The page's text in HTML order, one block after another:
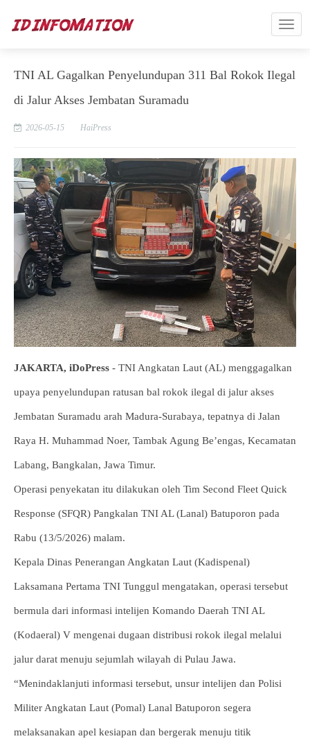
TNI AL Gagalkan Penyelundupan 311 Bal Rokok Ilegal
di Jalur Akses Jembatan Suramadu
2026-05-15 HaiPress
JAKARTA, iDoPress - TNI Angkatan Laut (AL) menggagalkan
upaya penyelundupan ratusan bal rokok ilegal di jalur akses
Jembatan Suramadu arah Madura-Surabaya, tepatnya di Jalan
Raya H. Muhammad Noer, Tambak Agung Be’engas, Kecamatan
Labang, Bangkalan, Jawa Timur.
Operasi penyekatan itu dilakukan oleh Tim Second Fleet Quick
Response (SFQR) Pangkalan TNI AL (Lanal) Batuporon pada
Rabu (13/5/2026) malam.
Kepala Dinas Penerangan Angkatan Laut (Kadispenal)
Laksamana Pertama TNI Tunggul mengatakan, operasi tersebut
bermula dari informasi intelijen Komando Daerah TNI AL
(Kodaeral) V mengenai dugaan distribusi rokok ilegal melalui
jalur darat menuju sejumlah wilayah di Pulau Jawa.
“Menindaklanjuti informasi tersebut, unsur intelijen dan Polisi
Militer Angkatan Laut (Pomal) Lanal Batuporon segera
melaksanakan apel kesiapan dan bergerak menuju titik